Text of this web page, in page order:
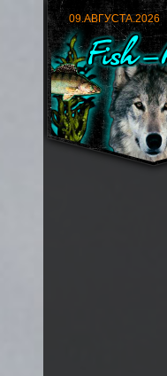
09.АВГУСТА.2026